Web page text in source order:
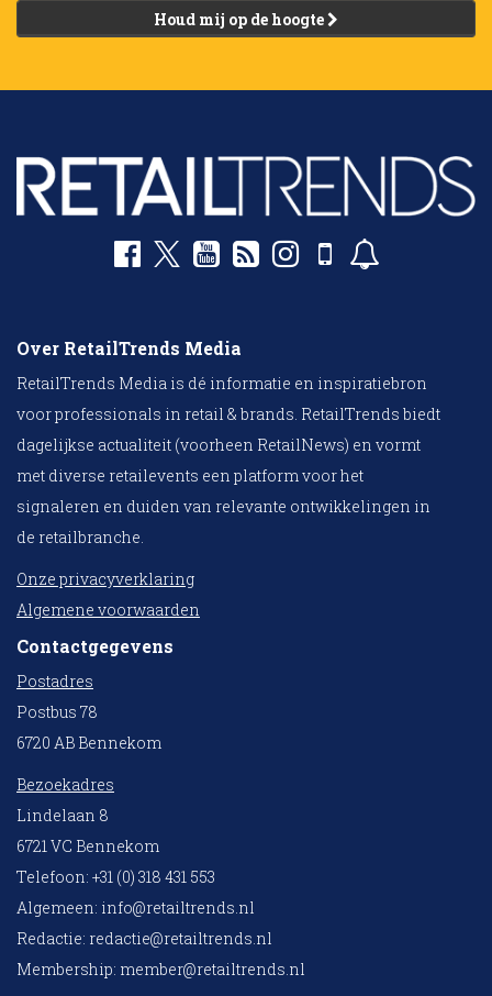
Houd mij op de hoogte
Over RetailTrends Media
RetailTrends Media is dé informatie en inspiratiebron
voor professionals in retail & brands. RetailTrends biedt
dagelijkse actualiteit (voorheen RetailNews) en vormt
met diverse retailevents een platform voor het
signaleren en duiden van relevante ontwikkelingen in
de retailbranche.
Onze privacyverklaring
Algemene voorwaarden
Contactgegevens
Postadres
Postbus 78
6720 AB Bennekom
Bezoekadres
Lindelaan 8
6721 VC Bennekom
Telefoon: +31 (0) 318 431 553
Algemeen: info@retailtrends.nl
Redactie: redactie@retailtrends.nl
Membership: member@retailtrends.nl